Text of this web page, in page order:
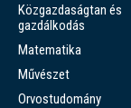
Közgazdaságtan és
gazdálkodás
Matematika
Művészet
Orvostudomány